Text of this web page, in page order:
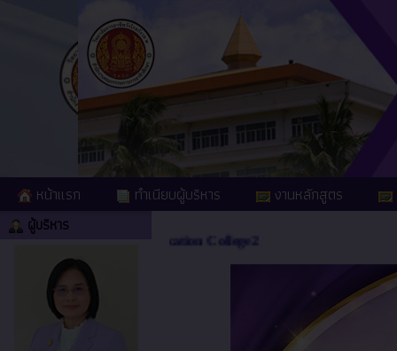
หน้าแรก ทำเนียบผู้บริหาร งานหลักสูตร
ผู้บริหาร
Community Education College2